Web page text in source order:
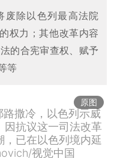
废除以色列最高法院
权力；其他改革内容
的合宪审查权、赋予
等
原图
撒冷，以色列示威
因抗议这一司法改革
已在以色列境内延
视觉中国